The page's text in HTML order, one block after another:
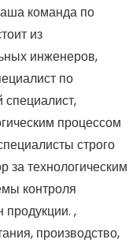
команда по
из
инженеров,
по
процессом
строго
за технологическим
контроля
продукции. ,
производство,